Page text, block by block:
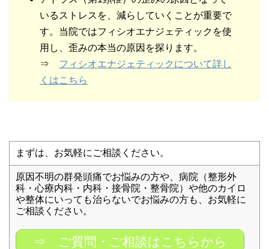
いるストレスを、減らしていくことが重要で
す。当院ではフィシオエナジェティックを使
用し、歪みの本当の原因を探ります。
⇒ フィシオエナジェティックについて詳し
くはこちら
まずは、お気軽にご相談ください。
原因不明の群発頭痛でお悩みの方や、病院（整形外
科・心療内科・内科・接骨院・整骨院）や他のカイロ
や整体にいっても治らないでお悩みの方も、お気軽に
ご相談ください。
⇒ ご質問・ご相談はこちらから